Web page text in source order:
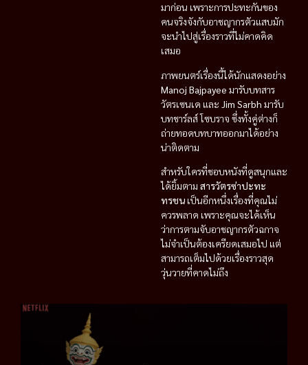
มาก่อน เพราะการปะทะกันของ
คนจริงจังกับอาชญากรตัวแสบมัก
จะนำไปสู่เรื่องราวที่ไม่คาดคิด
เสมอ
ภาพยนตร์เรื่องนี้ได้นักแสดงอย่าง
Manoj Bajpayee มารับบทสาร
วัตรเซนเด และ Jim Sarbh มารับ
บทชาร์ลส์ โซบราจ ซึ่งทั้งคู่ต่างก็
ถ่ายทอดบทบาทออกมาได้อย่าง
น่าติดตาม
สำหรับใครที่ชอบหนังที่ดูสนุกและ
ได้ยิ้มตาม สารวัตรซ่าปะทะ
ทรชน เป็นอีกหนึ่งเรื่องที่คุณไม่
ควรพลาด เพราะคุณจะได้เห็น
ว่าการตามจับอาชญากรตัวฉกาจ
ไม่จำเป็นต้องเครียดเสมอไป แต่
สามารถเต็มไปด้วยเรื่องราวสุด
วุ่นวายที่คาดไม่ถึง